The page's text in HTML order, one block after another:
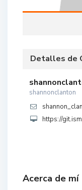
Detalles de
shannonclanton
https://
Acerca de mí